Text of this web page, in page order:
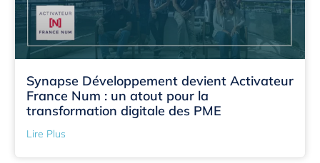
Synapse Développement devient Activateur
France Num : un atout pour la
transformation digitale des PME
Lire Plus